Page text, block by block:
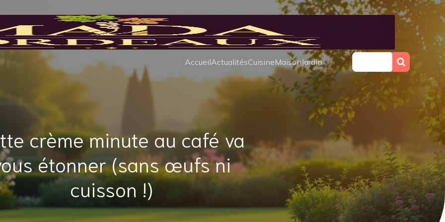
AccueilActualitésCuisineMaisonJardin
crème minute au café va
étonner (sans œufs ni
cuisson !)